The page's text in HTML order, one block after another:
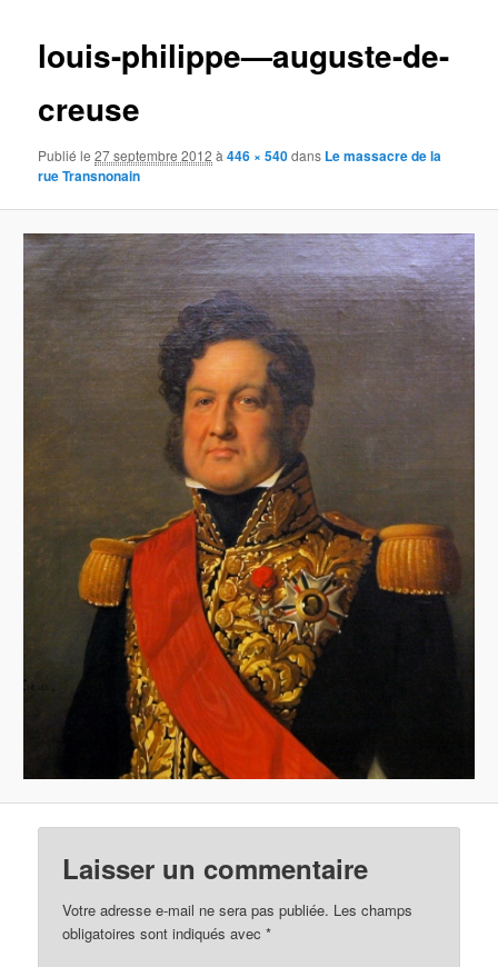
louis-philippe—auguste-de-
creuse
Publié le27 septembre 2012 à446 × 540dans Le massacre de la
rue Transnonain
Laisser un commentaire
Votre adresse e-mail ne sera pas publiée. Les champs
obligatoires sont indiqués avec*